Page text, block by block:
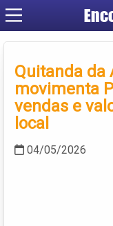
Quitanda da
movimenta
vendas e
local
04/05/2026